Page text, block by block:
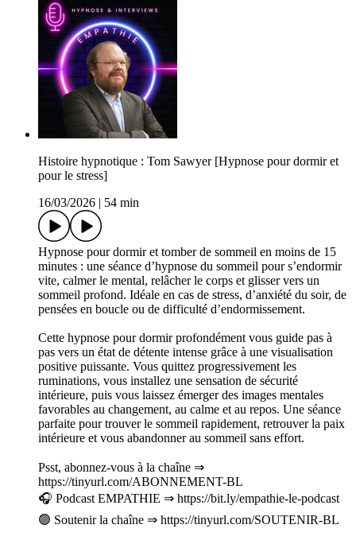
Histoire hypnotique : Tom Sawyer [Hypnose pour dormir et
pour le stress]
16/03/2026
54 min
Hypnose pour dormir et tomber de sommeil en moins de 15
minutes : une séance d’hypnose du sommeil pour s’endormir
vite, calmer le mental, relâcher le corps et glisser vers un
sommeil profond. Idéale en cas de stress, d’anxiété du soir, de
pensées en boucle ou de difficulté d’endormissement.
Cette hypnose pour dormir profondément vous guide pas à
pas vers un état de détente intense grâce à une visualisation
positive puissante. Vous quittez progressivement les
ruminations, vous installez une sensation de sécurité
intérieure, puis vous laissez émerger des images mentales
favorables au changement, au calme et au repos. Une séance
parfaite pour trouver le sommeil rapidement, retrouver la paix
intérieure et vous abandonner au sommeil sans effort.
Psst, abonnez-vous à la chaîne ⇒
https://tinyurl.com/ABONNEMENT-BL
🎧 Podcast EMPATHIE ⇒ https://bit.ly/empathie-le-podcast
🟢 Soutenir la chaîne ⇒ https://tinyurl.com/SOUTENIR-BL